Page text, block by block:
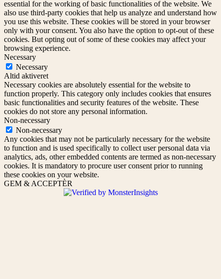
essential for the working of basic functionalities of the website. We
also use third-party cookies that help us analyze and understand how
you use this website. These cookies will be stored in your browser
only with your consent. You also have the option to opt-out of these
cookies. But opting out of some of these cookies may affect your
browsing experience.
Necessary
Necessary
Altid aktiveret
Necessary cookies are absolutely essential for the website to
function properly. This category only includes cookies that ensures
basic functionalities and security features of the website. These
cookies do not store any personal information.
Non-necessary
Non-necessary
Any cookies that may not be particularly necessary for the website
to function and is used specifically to collect user personal data via
analytics, ads, other embedded contents are termed as non-necessary
cookies. It is mandatory to procure user consent prior to running
these cookies on your website.
GEM & ACCEPTÈR